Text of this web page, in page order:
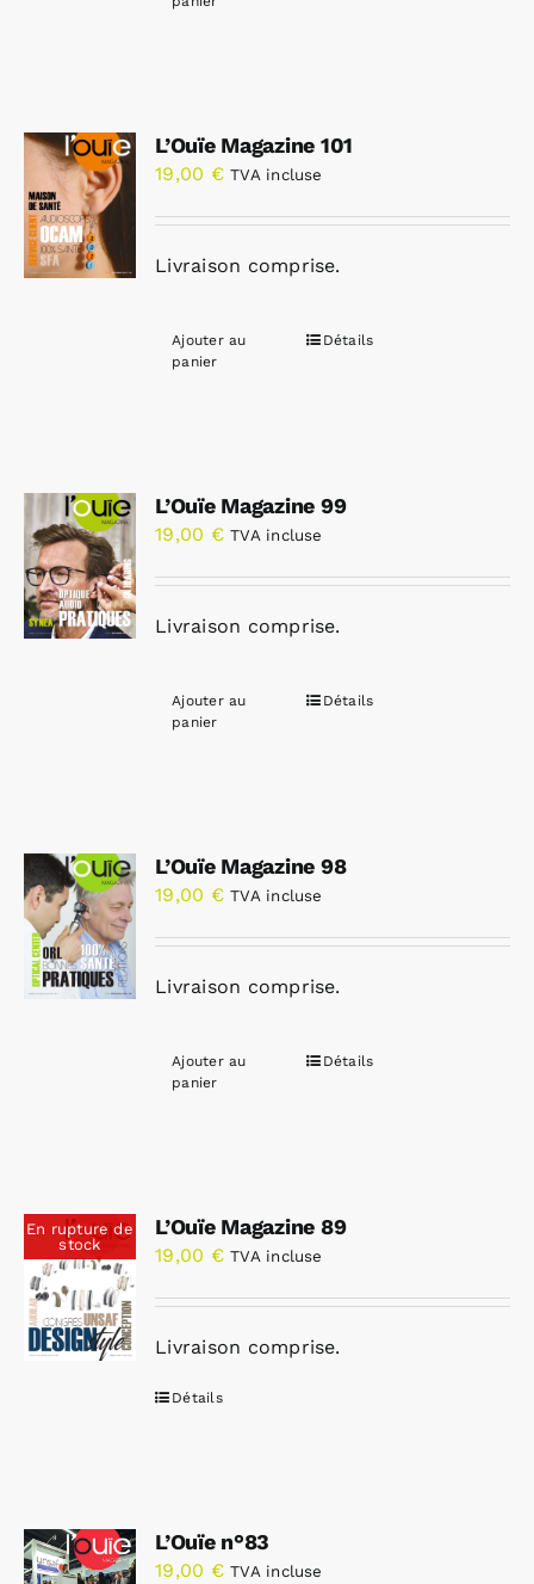
L’Ouïe Magazine 101
19,00 € TVA incluse
Livraison comprise.
Ajouter au
panier
Détails
L’Ouïe Magazine 99
19,00 € TVA incluse
Livraison comprise.
Ajouter au
panier
Détails
L’Ouïe Magazine 98
19,00 € TVA incluse
Livraison comprise.
Ajouter au
panier
Détails
En rupture de
stock
L’Ouïe Magazine 89
19,00 € TVA incluse
Livraison comprise.
Détails
L’Ouïe n°83
19,00 € TVA incluse